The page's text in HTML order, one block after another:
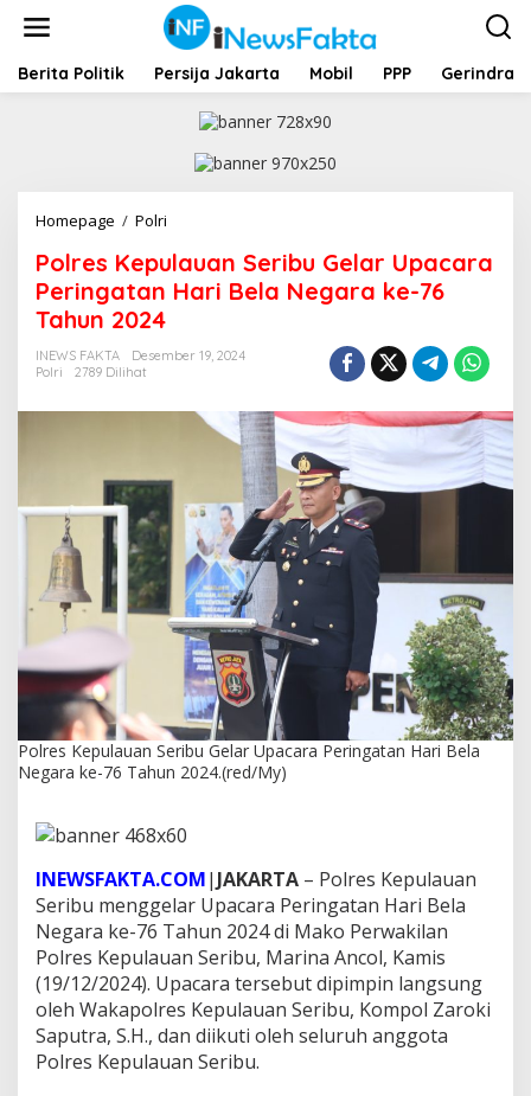
t
Berita Politik Persija Jakarta Mobil PPP Gerindra
Homepage / Polri
l
e
K
u
u
a
i
b
a
r
U
c
r
a
P
e
r
n
g
t
Polres Kepulauan Seribu Gelar Upacara
Peringatan Hari Bela Negara ke-76
Tahun 2024
INEWS FAKTA
Desember 19, 2024
Polri
2789 Dilihat
Polres Kepulauan Seribu Gelar Upacara Peringatan Hari Bela
Negara ke-76 Tahun 2024.(red/My)
INEWSFAKTA.COM| JAKARTA – Polres Kepulauan
Seribu menggelar Upacara Peringatan Hari Bela
Negara ke-76 Tahun 2024 di Mako Perwakilan
Polres Kepulauan Seribu, Marina Ancol, Kamis
(19/12/2024). Upacara tersebut dipimpin langsung
oleh Wakapolres Kepulauan Seribu, Kompol Zaroki
Saputra, S.H., dan diikuti oleh seluruh anggota
Polres Kepulauan Seribu.